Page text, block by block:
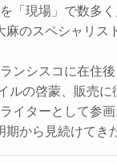
「現場」で数多
麻のスペシャリス
ンシスコに在住
ルの啓蒙、販売に
イターとして参
期から見続けてき